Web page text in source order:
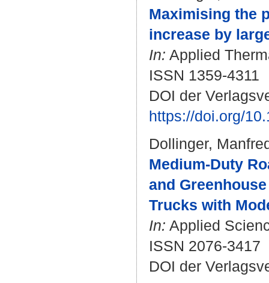
Maximising the
increase by
In: Applied
ISSN 1359-4311
DOI der
https://doi.org/
Dollinger,
Medium-Duty
and
Trucks with
In: Applied
ISSN 2076-3417
DOI der